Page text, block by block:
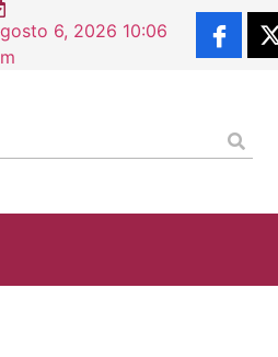
6, 2026 10:06